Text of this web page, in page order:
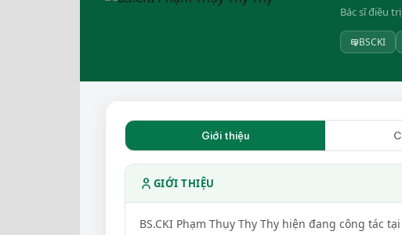
Bác sĩ điều
BSCKI
Giới thiệu
GIỚI THIỆU
BS.CKI Phạm Thụy Thy Thy hiện đang công tác